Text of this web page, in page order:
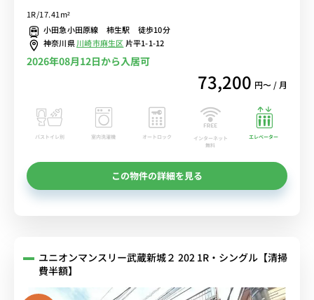
べるWi-Fi格安レンタル中！
1R/17.41m²
小田急小田原線 柿生駅 徒歩10分
神奈川県川崎市麻生区 片平1-1-12
2026年08月12日から入居可
73,200 円〜 / 月
バストイレ別 室内洗濯機 オートロック インターネット
無料
エレベーター
この物件の詳細を見る
ユニオンマンスリー武蔵新城２ 202 1R・シングル【清掃
費半額】